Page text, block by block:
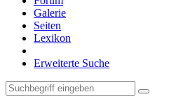
Galerie
Seiten
Lexikon
Erweiterte Suche